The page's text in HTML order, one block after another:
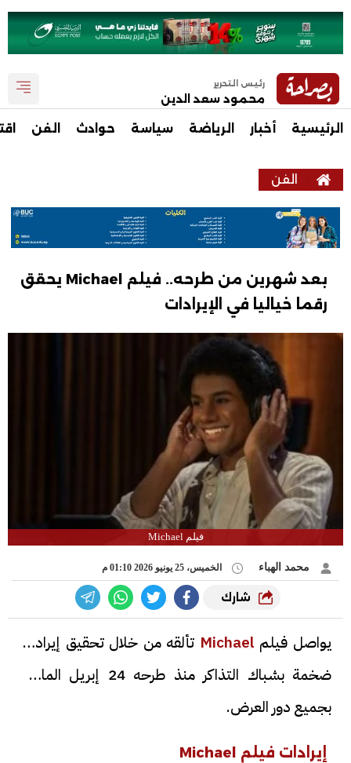
رئيس التحرير
محمود سعد الدين
الرئيسية أخبار الرياضة سياسة حوادث الفن
الفن
بعد شهرين من طرحه.. فيلم Michael يحقق
رقما خياليا في الإيرادات
فيلم Michael
محمد الهباء الخميس، 25 يونيو 2026 01:10 م
شارك
يواصل فيلم Michael تألقه من خلال تحقيق إيرادات
ضخمة بشباك التذاكر منذ طرحه 24 إبريل الماضي
بجميع دور العرض.
إيرادات فيلم Michael